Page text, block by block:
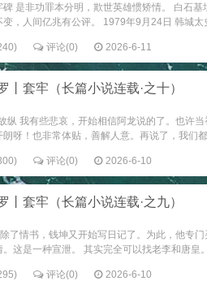
是非功罪本分明，欺世英雄惯矫情。 白石
变，人间亿兆有公评。 1979年9月24日 韩城
评论(0) 2026-6-11
丨套牢（长篇小说连载·之十）
纵 我有些悲哀，开始相信阿龙说的了。也许
朗呀！也非常体贴，善解人意。再说了，我们
评论(0) 2026-6-10
丨套牢（长篇小说连载·之九）
了情书，钱坤又开始写日记了。为此，他专
。这是一种宣泄。 其实完全可以找老李和唐皇
评论(0) 2026-6-10